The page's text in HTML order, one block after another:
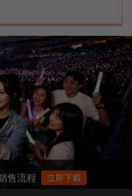
售流程 立即下載